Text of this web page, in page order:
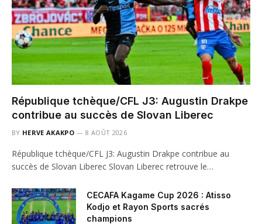
République tchèque/CFL J3: Augustin Drakpe
contribue au succès de Slovan Liberec
BY HERVE AKAKPO 8 AOÛT 2026
République tchèque/CFL J3: Augustin Drakpe contribue au
succès de Slovan Liberec Slovan Liberec retrouve le…
CECAFA Kagame Cup 2026 : Atisso
Kodjo et Rayon Sports sacrés
champions